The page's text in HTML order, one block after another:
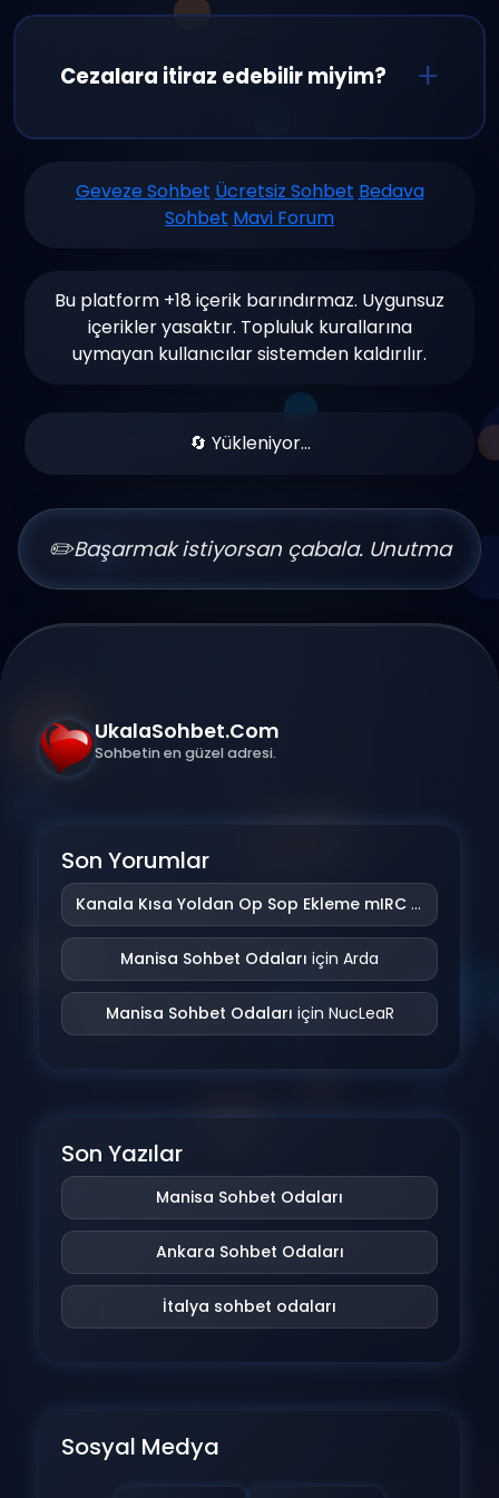
Saygılı iletişim, küfür ve hakaretin yasak
paylaşımının yasak olması ve kişisel bilgi
kurallarımızdır.
Cezalara itiraz edebilir miyim?
destek ekibimize başvurabilirsiniz. Tüm
başvurular detaylı incelenir ve en kısa
Geveze Sohbet Ücretsiz Sohbet Bedava
Sohbet Mavi Forum
Bu platform +18 içerik barındırmaz. Uygunsuz
içerikler yasaktır. Topluluk kurallarına
uymayan kullanıcılar sistemden kaldırılır.
🔄 Yükleniyor...
✏️Başarmak istiyorsan çabala. Unutma
UkalaSohbet.Com
Sohbetin en güzel adresi.
Son Yorumlar
Kanala Kısa Yoldan Op Sop Ekleme mIRC Addonu
Manisa Sohbet Odaları için Arda
Manisa Sohbet Odaları için NucLeaR
Son Yazılar
Manisa Sohbet Odaları
Ankara Sohbet Odaları
İtalya sohbet odaları
Sosyal Medya